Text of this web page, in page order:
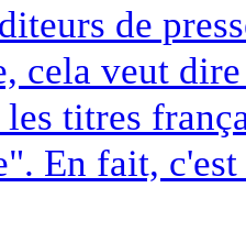
de
cela veut
titres
En fait,